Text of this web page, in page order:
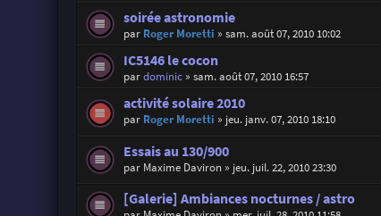
soirée astronomie
par Roger Moretti » sam. août 07, 2010 10:02
IC5146 le cocon
pardominic» sam. août 07, 2010 16:57
activité solaire 2010
par Roger Moretti » jeu. janv. 07, 2010 18:10
Essais au 130/900
par Maxime Daviron» jeu. juil. 22, 2010 23:30
[Galerie] Ambiances nocturnes / astro